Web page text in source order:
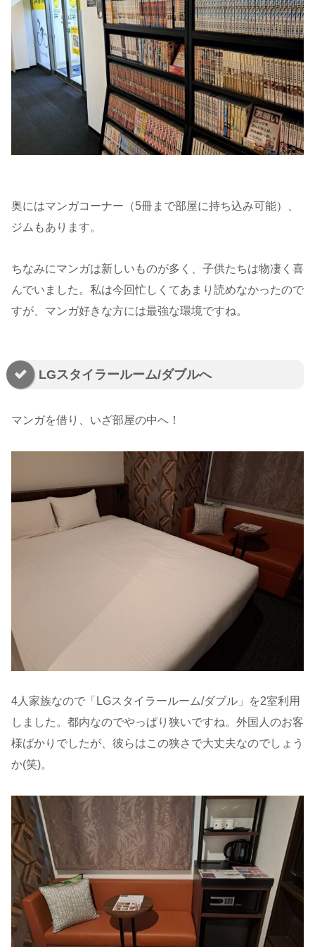
奥にはマンガコーナー（5冊まで部屋に持ち込み可能）、
ジムもあります。
ちなみにマンガは新しいものが多く、子供たちは物凄く喜
んでいました。私は今回忙しくてあまり読めなかったので
すが、マンガ好きな方には最強な環境ですね。
LGスタイラールーム/ダブルへ
マンガを借り、いざ部屋の中へ！
4人家族なので「LGスタイラールーム/ダブル」を2室利用
しました。都内なのでやっぱり狭いですね。外国人のお客
様ばかりでしたが、彼らはこの狭さで大丈夫なのでしょう
か(笑)。